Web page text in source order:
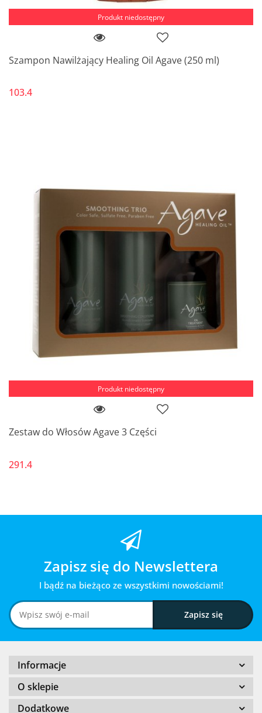
Produkt niedostępny
Szampon Nawilżający Healing Oil Agave (250 ml)
103.4
Produkt niedostępny
Zestaw do Włosów Agave 3 Części
291.4
Zapisz się do Newslettera
I bądź na bieżąco ze wszystkimi nowościami!
Informacje
O sklepie
Dodatkowe